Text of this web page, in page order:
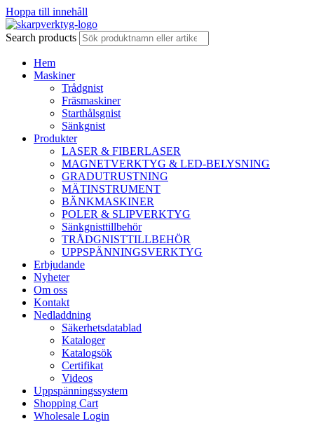
Hoppa till innehåll
Search products
Hem
Maskiner
Trådgnist
Fräsmaskiner
Starthålsgnist
Sänkgnist
Produkter
LASER & FIBERLASER
MAGNETVERKTYG & LED-BELYSNING
GRADUTRUSTNING
MÄTINSTRUMENT
BÄNKMASKINER
POLER & SLIPVERKTYG
Sänkgnisttillbehör
TRÅDGNISTTILLBEHÖR
UPPSPÄNNINGSVERKTYG
Erbjudande
Nyheter
Om oss
Kontakt
Nedladdning
Säkerhetsdatablad
Kataloger
Katalogsök
Certifikat
Videos
Uppspänningssystem
Shopping Cart
Wholesale Login